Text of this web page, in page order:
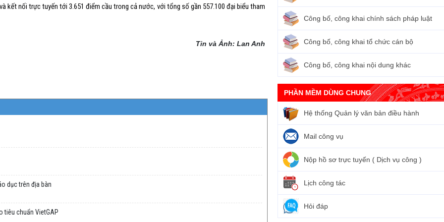
nối trực tuyến tới 3.651 điểm cầu trong cả nước, với tổng số gần 557.100 đại biểu tham
Tin và Ảnh: Lan Anh
dục trên địa bàn
tiêu chuẩn VietGAP
Công bố, công khai chính sách pháp luật
Công bố, công khai tổ chức cán bộ
Công bố, công khai nội dung khác
PHẦN MỀM DÙNG CHUNG
Hệ thống Quản lý văn bản điều hành
Mail công vụ
Nộp hồ sơ trực tuyến ( Dịch vụ công )
Lịch công tác
Hỏi đáp